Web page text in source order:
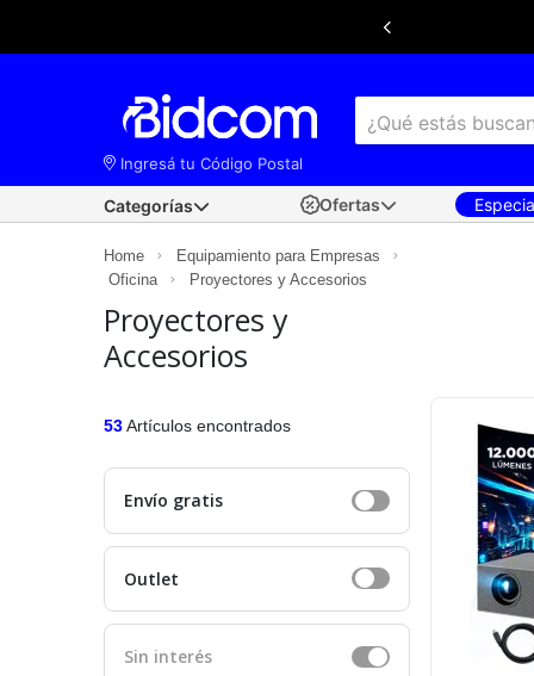
Ingresá tu Código Postal
mejores ofertas de envío y retiro disponibles
según tu ubicación.
×
Ofertas
Categorías
Home
Equipamiento para Empresas
Oficina
Proyectores y Accesorios
Proyectores y
Accesorios
53Artículos encontrados
Envío gratis
Outlet
Sin interés